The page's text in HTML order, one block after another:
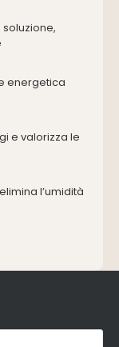
energetica
e valorizza le
l’umidità